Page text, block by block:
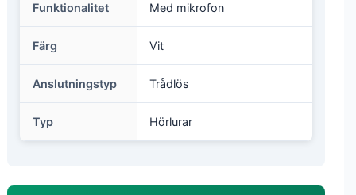
Funktionalitet Med mikrofon
Färg Vit
Anslutningstyp Trådlös
Typ Hörlurar